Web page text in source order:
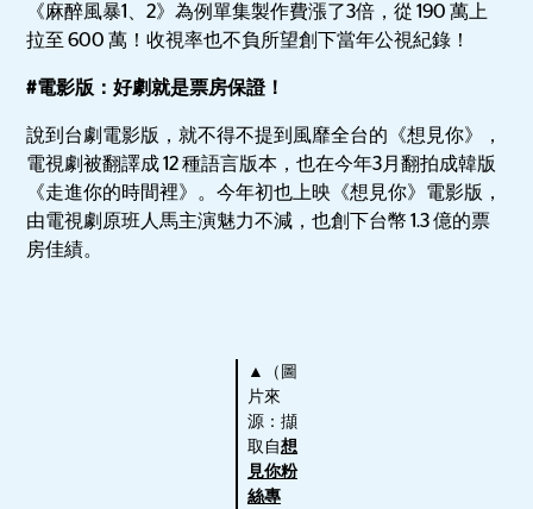
《麻醉風暴1、2》為例單集製作費漲了3倍，從 190 萬上
拉至 600 萬！收視率也不負所望創下當年公視紀錄！
#電影版：好劇就是票房保證！
說到台劇電影版，就不得不提到風靡全台的《想見你》，
電視劇被翻譯成 12 種語言版本，也在今年3月翻拍成韓版
《走進你的時間裡》。今年初也上映《想見你》電影版，
由電視劇原班人馬主演魅力不減，也創下台幣 1.3 億的票
房佳績。
▲（圖
片來
源：擷
取自想
見你粉
絲專